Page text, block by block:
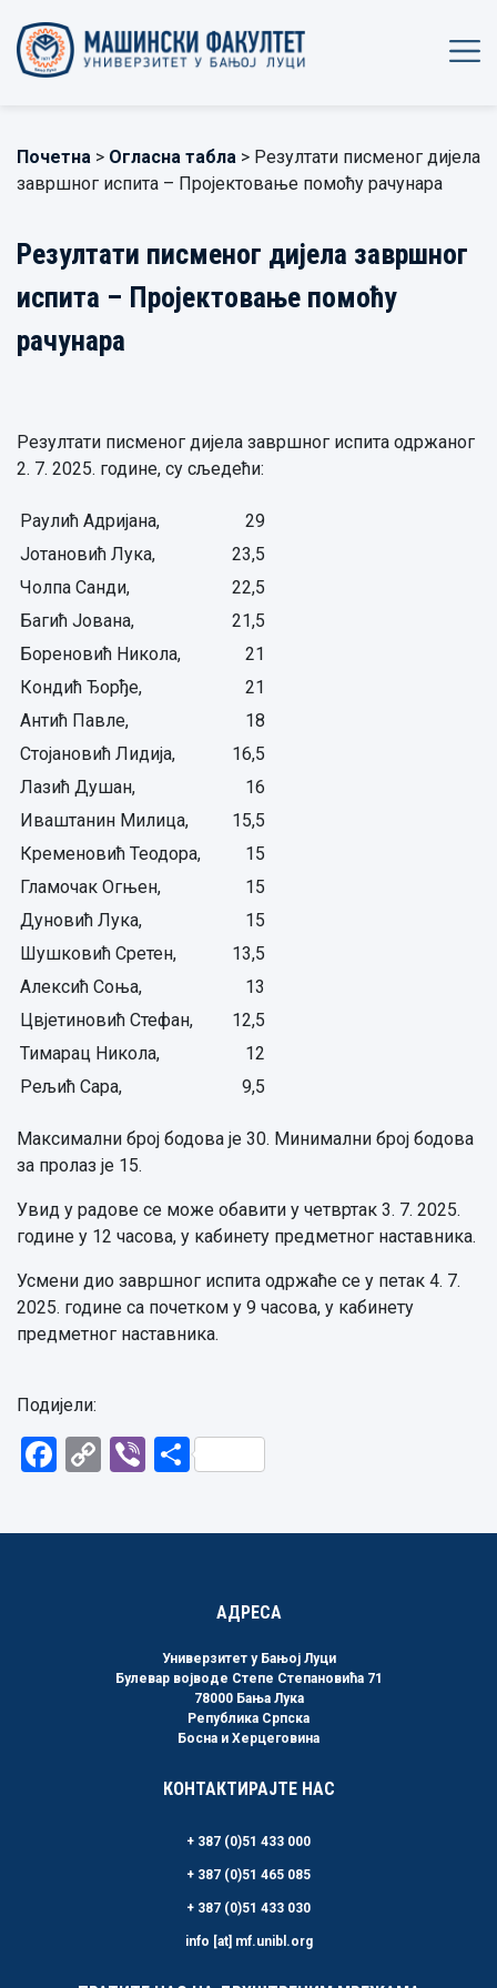
Почетна > Огласна табла > Резултати писменог дијела
завршног испита – Пројектовање помоћу рачунара
Резултати писменог дијела завршног
испита – Пројектовање помоћу
рачунара
Резултати писменог дијела завршног испита одржаног
2. 7. 2025. године, су сљедећи:
Раулић Адријана,
29
Јотановић Лука,
23,5
Чолпа Санди,
22,5
Багић Јована,
21,5
Бореновић Никола,
21
Кондић Ђорђе,
21
Антић Павле,
18
Стојановић Лидија,
16,5
Лазић Душан,
16
Иваштанин Милица,
15,5
Кременовић Теодора,
15
Гламочак Огњен,
15
Дуновић Лука,
15
Шушковић Сретен,
13,5
Алексић Соња,
13
Цвјетиновић Стефан,
12,5
Тимарац Никола,
12
Рељић Сара,
9,5
Максимални број бодова је 30. Минимални број бодова
за пролаз је 15.
Увид у радове се може обавити у четвртак 3. 7. 2025.
године у 12 часова, у кабинету предметног наставника.
Усмени дио завршног испита одржаће се у петак 4. 7.
2025. године са почетком у 9 часова, у кабинету
предметног наставника.
Подијели:
Facebook
CopyViberShare
АДРЕСА
Универзитет у Бањој Луци
Булевар војводе Степе Степановића 71
78000 Бања Лука
Република Српска
Босна и Херцеговина
КОНТАКТИРАЈТЕ НАС
+ 387 (0)51 433 000
+ 387 (0)51 465 085
+ 387 (0)51 433 030
info [at] mf.unibl.org